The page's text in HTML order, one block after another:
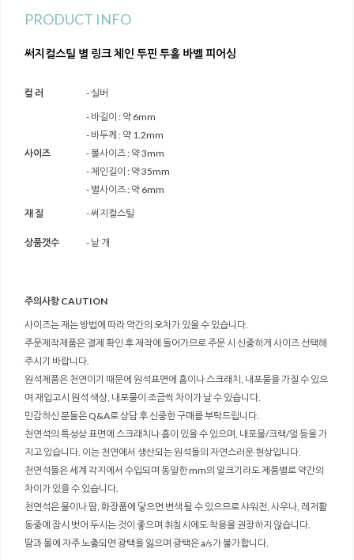
PRODUCT INFO
써지컬스틸 별 링크 체인 투핀 투홀 바벨 피어싱
컬 러 - 실버
사이즈
- 바길이 : 약 6mm
- 바두께 : 약 1.2mm
- 볼사이즈 : 약 3mm
- 체인길이 : 약 35mm
- 별사이즈 : 약 6mm
재 질
- 써지컬스틸
상품갯수 - 낱 개
주의사항 CAUTION
사이즈는 재는 방법에 따라 약간의 오차가 있을 수 있습니다.
주문제작제품은 결제 확인 후 제작에 들어가므로 주문 시 신중하게 사이즈 선택해
주시기 바랍니다.
원석제품은 천연이기 때문에 원석표면에 흠이나 스크래치, 내포물을 가질 수 있으
며 재입고시 원석 색상, 내포물이 조금씩 차이가 날 수 있습니다.
민감하신 분들은 Q&A로 상담 후 신중한 구매를 부탁드립니다.
천연석의 특성상 표면에 스크래치나 흠이 있을 수 있으며, 내포물/크랙/얼 등을 가
지고 있습니다. 이는 천연에서 생산되는 원석들의 자연스러운 현상입니다.
천연석들은 세계 각지에서 수입되며 동일한 mm의 알크기라도 제품별로 약간의
차이가 있을 수 있습니다.
천연석은 물이나 땀, 화장품에 닿으면 변색 될 수 있으므로 샤워전, 사우나, 레저활
동중에 잠시 벗어 두시는 것이 좋으며 취침시에도 착용을 권장하지 않습니다.
땀과 물에 자주 노출되면 광택을 잃으며 광택은 a/s가 불가합니다.